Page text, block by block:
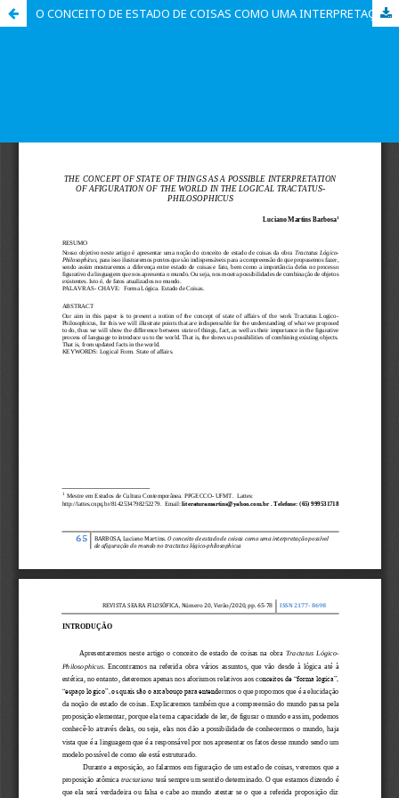
O CONCEITO DE ESTADO DE COISAS COMO UMA INTERPRETAÇÃO POSSÍVEL DE AFIGURAÇÃO DO MUNDO NO TRACTATUS LÓGICO-PHILOSOPHICUS